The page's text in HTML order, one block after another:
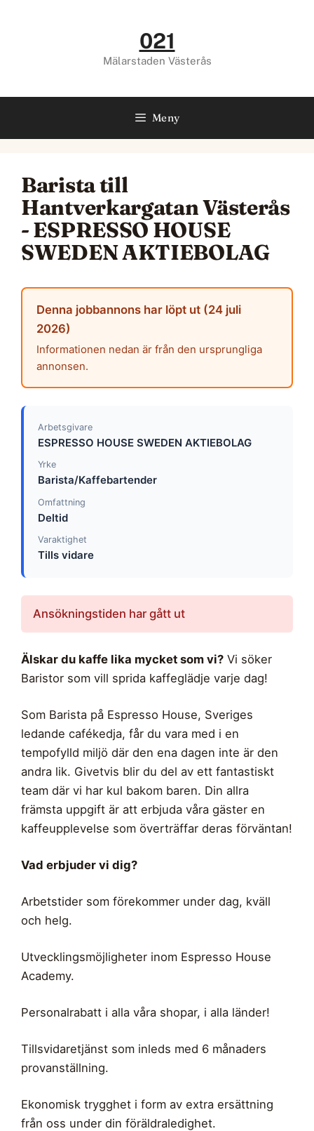
021
Mälarstaden Västerås
Meny
Barista till
Hantverkargatan Västerås
- ESPRESSO HOUSE
SWEDEN AKTIEBOLAG
Denna jobbannons har löpt ut (24 juli
2026)
Informationen nedan är från den ursprungliga
annonsen.
Arbetsgivare
ESPRESSO HOUSE SWEDEN AKTIEBOLAG
Yrke
Barista/Kaffebartender
Omfattning
Deltid
Varaktighet
Tills vidare
Ansökningstiden har gått ut
Älskar du kaffe lika mycket som vi? Vi söker
Baristor som vill sprida kaffeglädje varje dag!
Som Barista på Espresso House, Sveriges
ledande cafékedja, får du vara med i en
tempofylld miljö där den ena dagen inte är den
andra lik. Givetvis blir du del av ett fantastiskt
team där vi har kul bakom baren. Din allra
främsta uppgift är att erbjuda våra gäster en
kaffeupplevelse som överträffar deras förväntan!
Vad erbjuder vi dig?
Arbetstider som förekommer under dag, kväll
och helg.
Utvecklingsmöjligheter inom Espresso House
Academy.
Personalrabatt i alla våra shopar, i alla länder!
Tillsvidaretjänst som inleds med 6 månaders
provanställning.
Ekonomisk trygghet i form av extra ersättning
från oss under din föräldraledighet.